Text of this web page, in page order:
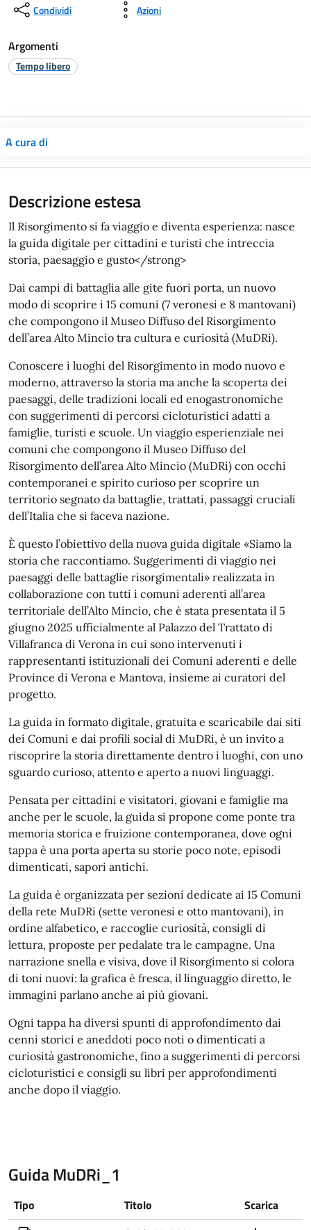
Condividi Azioni
Argomenti
Tempo libero
A cura di
Descrizione estesa
Il Risorgimento si fa viaggio e diventa esperienza: nasce
la guida digitale per cittadini e turisti che intreccia
storia, paesaggio e gusto</strong>
Dai campi di battaglia alle gite fuori porta, un nuovo
modo di scoprire i 15 comuni (7 veronesi e 8 mantovani)
che compongono il Museo Diffuso del Risorgimento
dell’area Alto Mincio tra cultura e curiosità (MuDRi).
Conoscere i luoghi del Risorgimento in modo nuovo e
moderno, attraverso la storia ma anche la scoperta dei
paesaggi, delle tradizioni locali ed enogastronomiche
con suggerimenti di percorsi cicloturistici adatti a
famiglie, turisti e scuole. Un viaggio esperienziale nei
comuni che compongono il Museo Diffuso del
Risorgimento dell’area Alto Mincio (MuDRi) con occhi
contemporanei e spirito curioso per scoprire un
territorio segnato da battaglie, trattati, passaggi cruciali
dell’Italia che si faceva nazione.
È questo l’obiettivo della nuova guida digitale «Siamo la
storia che raccontiamo. Suggerimenti di viaggio nei
paesaggi delle battaglie risorgimentali» realizzata in
collaborazione con tutti i comuni aderenti all’area
territoriale dell’Alto Mincio, che è stata presentata il 5
giugno 2025 ufficialmente al Palazzo del Trattato di
Villafranca di Verona in cui sono intervenuti i
rappresentanti istituzionali dei Comuni aderenti e delle
Province di Verona e Mantova, insieme ai curatori del
progetto.
La guida in formato digitale, gratuita e scaricabile dai siti
dei Comuni e dai profili social di MuDRi, è un invito a
riscoprire la storia direttamente dentro i luoghi, con uno
sguardo curioso, attento e aperto a nuovi linguaggi.
Pensata per cittadini e visitatori, giovani e famiglie ma
anche per le scuole, la guida si propone come ponte tra
memoria storica e fruizione contemporanea, dove ogni
tappa è una porta aperta su storie poco note, episodi
dimenticati, sapori antichi.
La guida è organizzata per sezioni dedicate ai 15 Comuni
della rete MuDRi (sette veronesi e otto mantovani), in
ordine alfabetico, e raccoglie curiosità, consigli di
lettura, proposte per pedalate tra le campagne. Una
narrazione snella e visiva, dove il Risorgimento si colora
di toni nuovi: la grafica è fresca, il linguaggio diretto, le
immagini parlano anche ai più giovani.
Ogni tappa ha diversi spunti di approfondimento dai
cenni storici e aneddoti poco noti o dimenticati a
curiosità gastronomiche, fino a suggerimenti di percorsi
cicloturistici e consigli su libri per approfondimenti
anche dopo il viaggio.
Guida MuDRi_1
Tipo Titolo
Scarica